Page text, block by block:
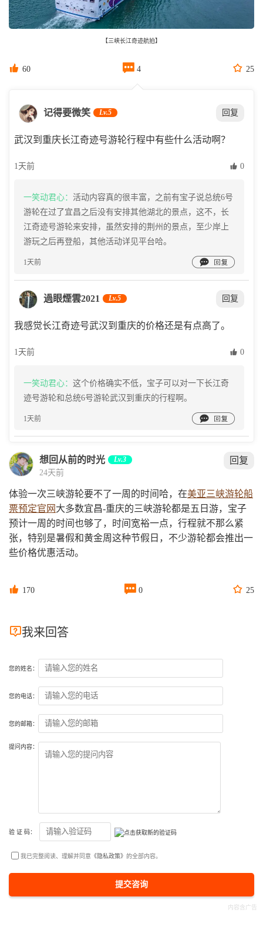
【三峡长江奇迹航拍】
 60  4  25
记得要微笑 Lv.5 回复
武汉到重庆长江奇迹号游轮行程中有些什么活动啊？
1天前  0
一笑动君心： 活动内容真的很丰富，之前有宝子说总统6号
游轮在过了宜昌之后没有安排其他湖北的景点，这不，长
江奇迹号游轮来安排，虽然安排的荆州的景点，至少岸上
游玩之后再登船，其他活动详见平台哈。
1天前 
過眼煙雲2021 Lv.5 回复
我感觉长江奇迹号武汉到重庆的价格还是有点高了。
1天前  0
一笑动君心： 这个价格确实不低，宝子可以对一下长江奇
迹号游轮和总统6号游轮武汉到重庆的行程啊。
1天前 
想回从前的时光 Lv.3
24天前
回复
体验一次三峡游轮要不了一周的时间哈，在美亚三峡游轮船
票预定官网 大多数宜昌-重庆的三峡游轮都是五日游，宝子
预计一周的时间也够了，时间宽裕一点，行程就不那么紧
张，特别是暑假和黄金周这种节假日，不少游轮都会推出一
些价格优惠活动。
 170  0  25
我来回答
您的姓名：
您的电话：
您的邮箱：
提问内容：
验 证 码：
我已完整阅读、理解并同意 《隐私政策》 的全部内容。
提交咨询